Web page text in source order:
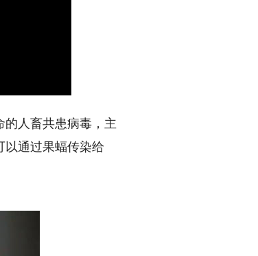
人畜共患病毒，主
以通过果蝠传染给